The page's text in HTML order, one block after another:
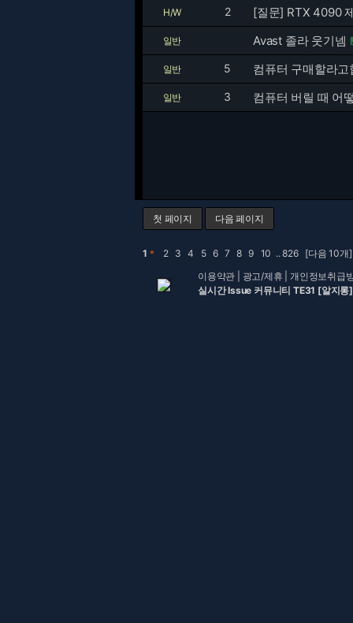
H/W 2 [질문] RTX 4090
일반 Avast 졸라 웃기넴
일반 5 컴퓨터 구매할라
일반 3 컴퓨터 버릴 때 어
첫 페이지 다음 페이지
1 ＊ 2 3 4 5 6 7 8 9 10 ..826 [다음 10개]
이용약관
광고/제휴 |개인정보취급
실시간 Issue 커뮤니티 TE31 [알지